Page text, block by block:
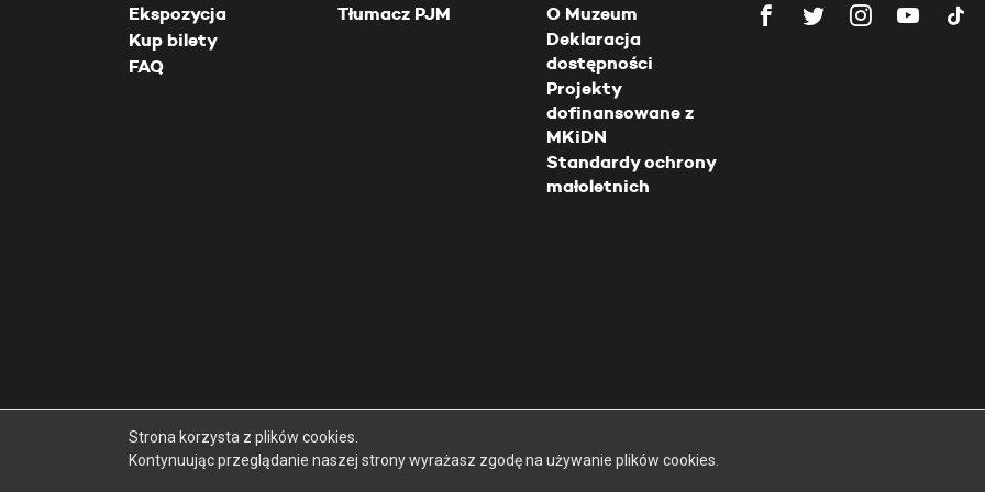
Ekspozycja
Kup bilety
FAQ
Tłumacz PJM
O Muzeum
Deklaracja
dostępności
Projekty
dofinansowane z
MKiDN
Standardy ochrony
małoletnich
Copyright 2026 Muzeum Powstania Warszawskiego
Strona korzysta z plików cookies.
Kontynuując przeglądanie naszej strony wyrażasz zgodę na używanie plików cookies.